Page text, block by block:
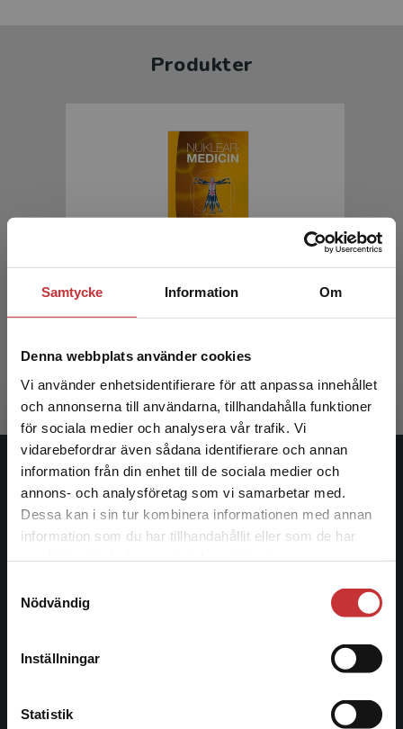
Samtycke Information Om
Denna webbplats använder cookies
Vi använder enhetsidentifierare för att anpassa innehållet
och annonserna till användarna, tillhandahålla funktioner
för sociala medier och analysera vår trafik. Vi
vidarebefordrar även sådana identifierare och annan
information från din enhet till de sociala medier och
annons- och analysföretag som vi samarbetar med.
Dessa kan i sin tur kombinera informationen med annan
information som du har tillhandahållit eller som de har
Nödvändig
Inställningar
Statistik
Begränsad fraktregion
Det verkar som att du besöker
studentlitteratur.se via en enhet utanför Sverige.
Vi erbjuder inte leveranser utanför Sverige. För
att kunna slutföra ett köp måste
Produkter
Nuklearmedicin
332 krinkl. moms
Studentlitteratur
Studentlitteratur grundades 1963 och är idag Sveriges
ledande utbildningsförlag. Med läromedel, kurslitteratur,
facklitteratur, utbildningar och digitala
informationstjänster i utbudet, finns Studentlitteratur med
längs hela kunskapsresan.
Kontakta oss